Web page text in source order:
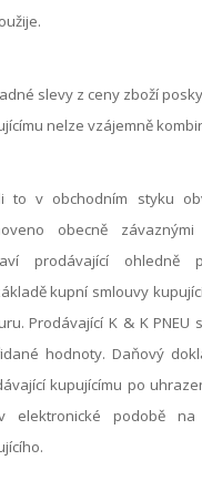
slevy z ceny zboží
nelze vzájemně
li to v obchodním styku
obecně
prodávající ohledně
kupní smlouvy
Prodávající K & K PNEU
hodnoty. Daňový
kupujícímu po
elektronické podobě na